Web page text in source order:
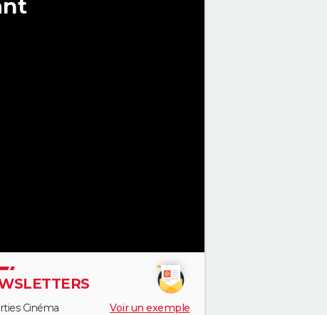
Cinéma
Voir un exemple